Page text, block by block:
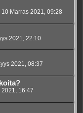
10 Marras 2021, 09:28
2021, 22:10
2021, 08:37
2021, 16:47